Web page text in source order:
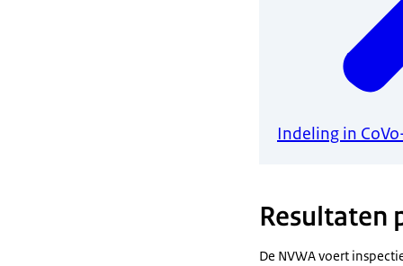
Indeling in
Resultaten
De NVWA voert